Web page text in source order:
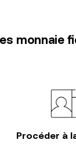
monnaie
Procéder à